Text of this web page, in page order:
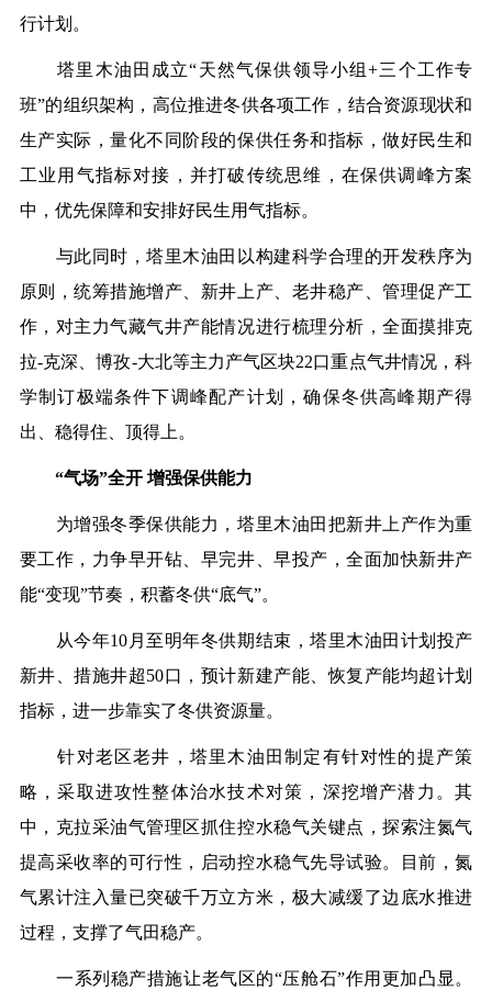
行计划。
塔里木油田成立“天然气保供领导小组+三个工作专
班”的组织架构，高位推进冬供各项工作，结合资源现状和
生产实际，量化不同阶段的保供任务和指标，做好民生和
工业用气指标对接，并打破传统思维，在保供调峰方案
中，优先保障和安排好民生用气指标。
与此同时，塔里木油田以构建科学合理的开发秩序为
原则，统筹措施增产、新井上产、老井稳产、管理促产工
作，对主力气藏气井产能情况进行梳理分析，全面摸排克
拉-克深、博孜-大北等主力产气区块22口重点气井情况，科
学制订极端条件下调峰配产计划，确保冬供高峰期产得
出、稳得住、顶得上。
“气场”全开 增强保供能力
为增强冬季保供能力，塔里木油田把新井上产作为重
要工作，力争早开钻、早完井、早投产，全面加快新井产
能“变现”节奏，积蓄冬供“底气”。
从今年10月至明年冬供期结束，塔里木油田计划投产
新井、措施井超50口，预计新建产能、恢复产能均超计划
指标，进一步靠实了冬供资源量。
针对老区老井，塔里木油田制定有针对性的提产策
略，采取进攻性整体治水技术对策，深挖增产潜力。其
中，克拉采油气管理区抓住控水稳气关键点，探索注氮气
提高采收率的可行性，启动控水稳气先导试验。目前，氮
气累计注入量已突破千万立方米，极大减缓了边底水推进
过程，支撑了气田稳产。
一系列稳产措施让老气区的“压舱石”作用更加凸显。